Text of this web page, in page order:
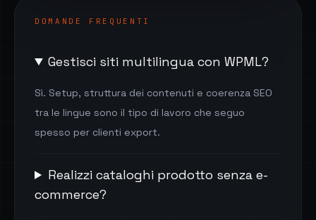
DOMANDE FREQUENTI
Gestisci siti multilingua con WPML?
Sì. Setup, struttura dei contenuti e coerenza SEO
tra le lingue sono il tipo di lavoro che seguo
spesso per clienti export.
Realizzi cataloghi prodotto senza e-
commerce?